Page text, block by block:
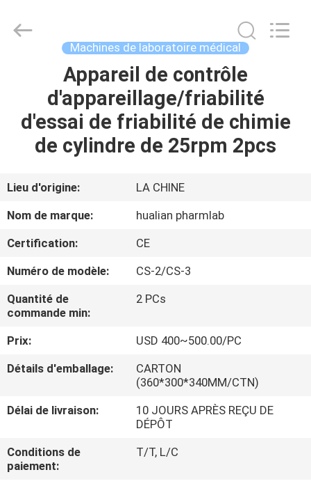
MAISON
PRODUITS
SUJET
DE
NOUS
VISITE
D'USINE
CONTRÔLE
DE
NOUS
Yiming
Machinery
Machines de laboratoire médical
Appareil de contrôle
d'appareillage/friabilité
d'essai de friabilité de chimie
de cylindre de 25rpm 2pcs
Lieu d'origine:
LA CHINE
Nom de marque:
hualian pharmlab
Certification:
CE
Numéro de modèle:
CS-2/CS-3
Quantité de
commande min:
2 PCs
Prix:
USD 400~500.00/PC
Détails d'emballage:
CARTON
(360*300*340MM/CTN)
Délai de livraison:
10 JOURS APRÈS REÇU DE
DÉPÔT
Conditions de
paiement:
T/T, L/C